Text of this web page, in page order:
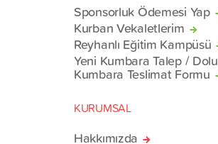
Sponsorluk Ödemesi Yap
Kurban Vekaletlerim
Reyhanlı Eğitim Kampüsü
Yeni Kumbara Talep / Dolu
Kumbara Teslimat Formu
KURUMSAL
Hakkımızda